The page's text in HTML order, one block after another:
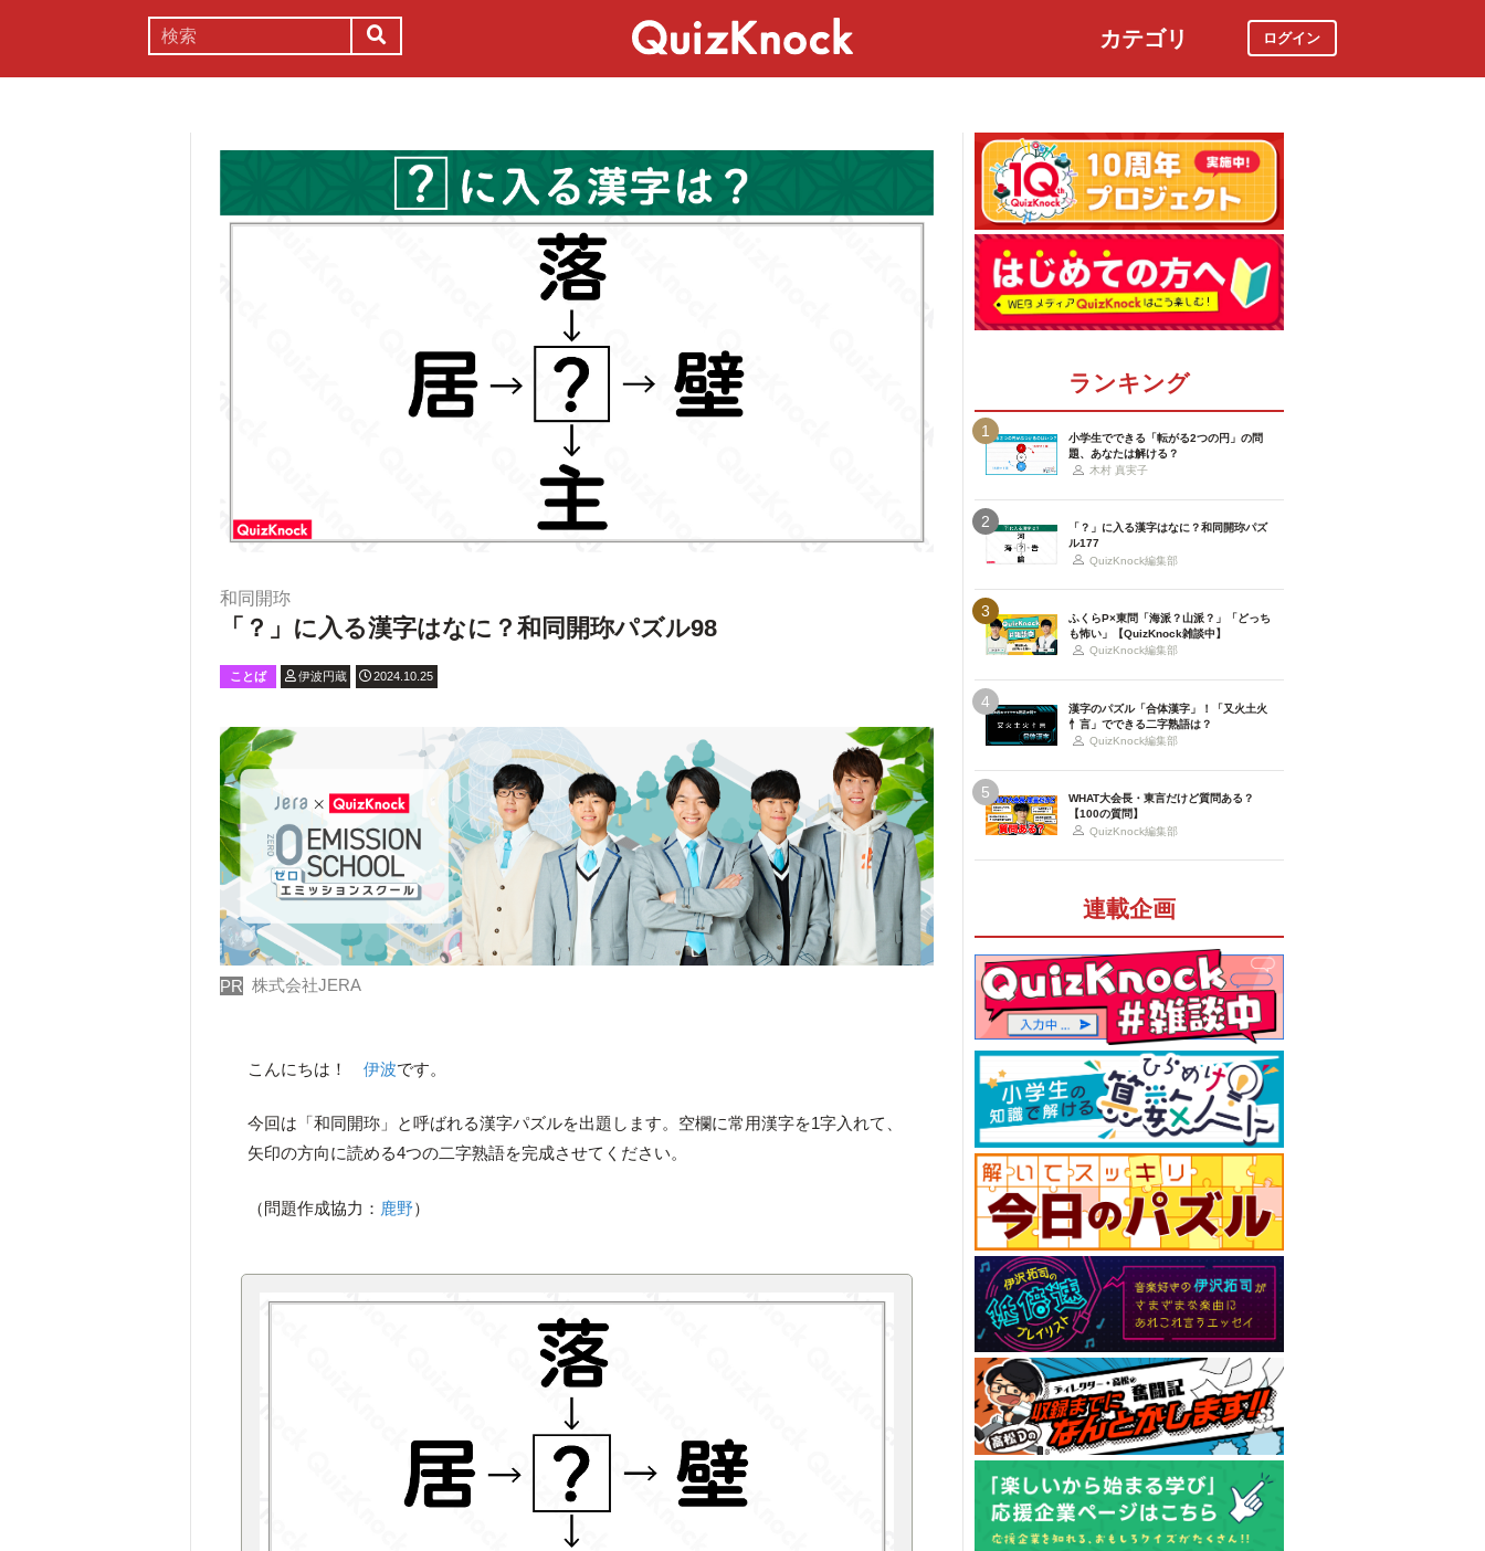
カテゴリ ログイン
和同開珎
「？」に入る漢字はなに？和同開珎パズル98
ことば 伊波円蔵 2024.10.25
PR 株式会社JERA
こんにちは！伊波です。
今回は「和同開珎」と呼ばれる漢字パズルを出題します。空欄に常用漢字を1字入れて、
矢印の方向に読める4つの二字熟語を完成させてください。
（問題作成協力： 鹿野）
ランキング
1
小学生でできる「転がる2つの円」の問
題、あなたは解ける？
木村 真実子
2
「？」に入る漢字はなに？和同開珎パズ
ル177
QuizKnock編集部
3
ふくらP×東問「海派？山派？」「どっち
も怖い」【QuizKnock雑談中】
QuizKnock編集部
4
漢字のパズル「合体漢字」！「又火土火
忄言」でできる二字熟語は？
QuizKnock編集部
5
WHAT大会長・東言だけど質問ある？
【100の質問】
QuizKnock編集部
連載企画